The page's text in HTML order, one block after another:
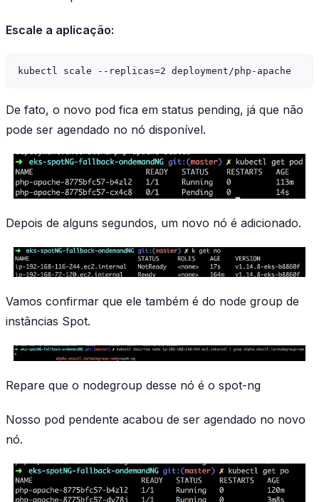
Escale a aplicação:
De fato, o novo pod fica em status pending, já que não
pode ser agendado no nó disponível.
Depois de alguns segundos, um novo nó é adicionado.
Vamos confirmar que ele também é do node group de
instâncias Spot.
Repare que o nodegroup desse nó é o spot-ng
Nosso pod pendente acabou de ser agendado no novo
nó.